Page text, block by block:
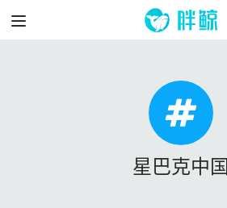
星巴克中国